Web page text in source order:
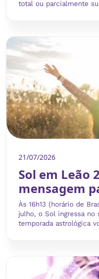
total ou parcialmente
21/07/2026
Sol em Leão
mensagem
Às 16h13 (horário de
julho, o Sol ingressa no
temporada astrológica